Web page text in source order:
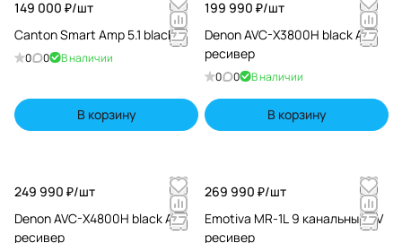
149 000 ₽/шт
Canton Smart Amp 5.1 black
0 0 В наличии
В корзину
199 990 ₽/шт
Denon AVC-X3800H black AV
ресивер
0 0 В наличии
В корзину
249 990 ₽/шт
Denon AVC-X4800H black AV
ресивер
269 990 ₽/шт
Emotiva MR-1L 9 канальный AV
ресивер